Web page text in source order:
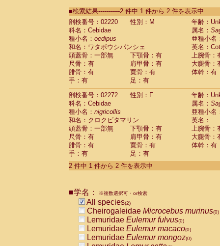
CebidaeSaguinus labiatus(0)
Cebidae Saguinus leucopus (0)
Cebidae
Cebidae
CebidaeSaguinus nigricollis (1)
Cebidae Saguinus oedipus
Cebidae Saguinus weddelli
Cebidae Saguinusspp.
Cebidae Aotus trivirgatus
Cebidae Cebus albifrons
Cebidae
CebidaeCebus capucinus
CebidaeCebus nigrivittatus
Cebidae Cebusspp.(0)
Cebidae Saimiri boliviensis
Cebidae Saimiri sciureus
Atelidae Alouatta caraya
AtelidaeAlouatta fusca
AtelidaeAlouatta seniculus
AtelidaeAteles belzebuth
AtelidaeAteles geoffroyi
AtelidaeAteles paniscus(0)
AtelidaeAtelesspp. (0)
AtelidaeLagothrix lagothricha
AtelidaeLagothrix lagothricha cana
PitheciidaeCacajao calvus
■検索結果-----------2 件中 1 件から 2 件を表示中
剖検番号：02220
性別：M
年齢：
科名：Cebidae
属名：
種小名： oedipus
亜種小名
和名：ワタボウシパンシェ
英名：
頭蓋骨：一部無
下顎骨：有
上腕骨：
尺骨：有
肩甲骨：有
大腿骨：
腓骨：有
寛骨：有
体幹：有
手：有
足：有
剖検番号：02272
性別：F
年齢：
科名：Cebidae
属名：
種小名： nigricollis
亜種小名
和名：クロクビタマリン
英名：
頭蓋骨：一部無
下顎骨：有
上腕骨：
尺骨：有
肩甲骨：有
大腿骨：
腓骨：有
寛骨：有
体幹：有
手：有
足：有
2 件中 1 件から 2 件を表示中
■学名： ※複数選択可・or検索
All species(2)
Cheirogaleidae Microcebus murinus(0)
Lemuridae Eulemur fulvus(0)
Lemuridae Eulemur macaco(0)
Lemuridae Eulemur mongoz(0)